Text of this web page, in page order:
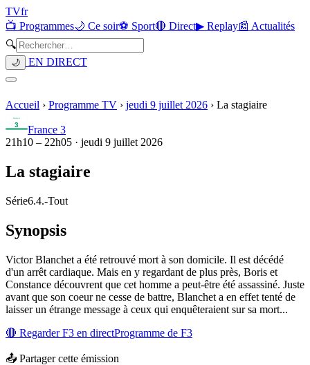
TVfr
📺 Programmes🌙 Ce soir⚽ Sport🔴 Direct▶ Replay📰 Actualités
🔍
🌙 EN DIRECT
Accueil › Programme TV › jeudi 9 juillet 2026 › La stagiaire
France 3
21h10 – 22h05 · jeudi 9 juillet 2026
La stagiaire
Série6.4.-Tout
Synopsis
Victor Blanchet a été retrouvé mort à son domicile. Il est décédé
d'un arrêt cardiaque. Mais en y regardant de plus près, Boris et
Constance découvrent que cet homme a peut-être été assassiné. Juste
avant que son coeur ne cesse de battre, Blanchet a en effet tenté de
laisser un étrange message à ceux qui enquêteraient sur sa mort...
🔴 RegarderF3 en directProgramme de F3
📤 Partager cette émission